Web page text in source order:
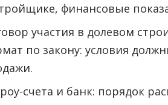
финансовые
участия в долевом
по закону: условия
счета и банк: порядок